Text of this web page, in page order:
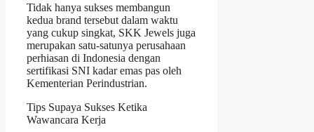
Tidak hanya sukses membangun
kedua brand tersebut dalam waktu
yang cukup singkat, SKK Jewels juga
merupakan satu-satunya perusahaan
perhiasan di Indonesia dengan
sertifikasi SNI kadar emas pas oleh
Kementerian Perindustrian.
Tips Supaya Sukses Ketika
Wawancara Kerja